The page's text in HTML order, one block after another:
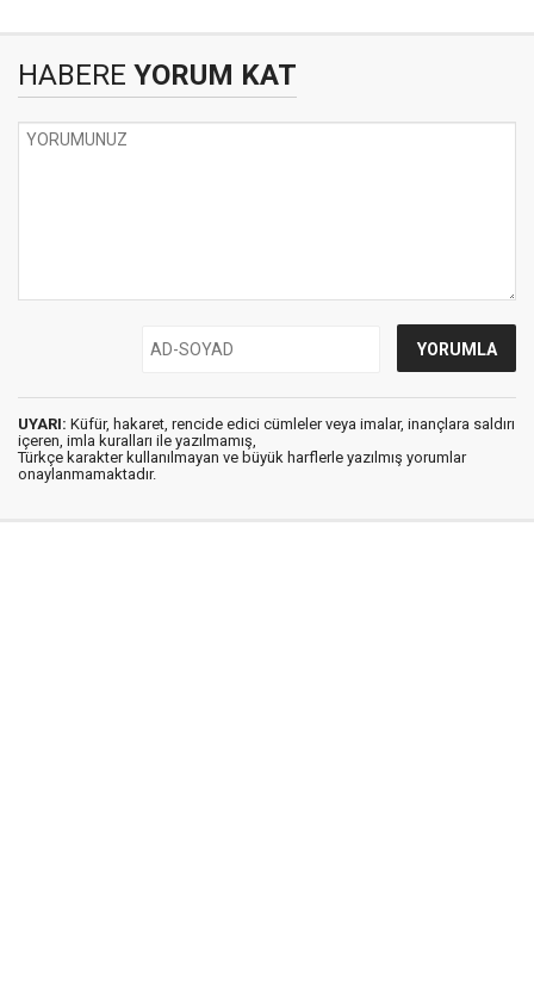
HABERE YORUM KAT
UYARI: Küfür, hakaret, rencide edici cümleler veya imalar, inançlara saldırı
içeren, imla kuralları ile yazılmamış,
Türkçe karakter kullanılmayan ve büyük harflerle yazılmış yorumlar
onaylanmamaktadır.